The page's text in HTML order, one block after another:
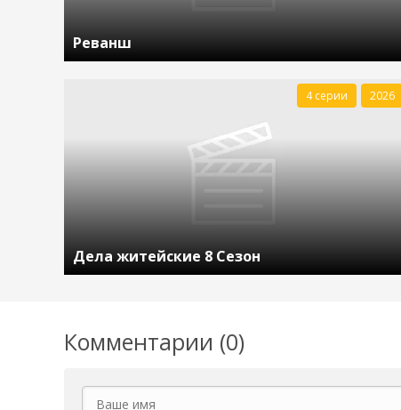
Реванш
Дела житейские 8 Сезон
4 серии 2026
Комментарии (0)